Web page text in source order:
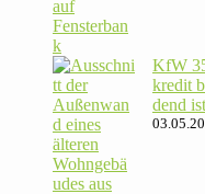
KfW
kredit
dend ist